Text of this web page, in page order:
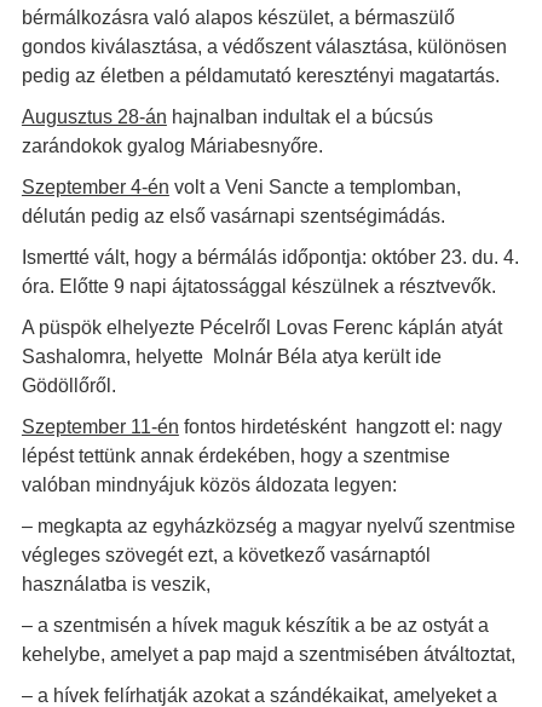
bérmálkozásra való alapos készület, a bérmaszülő
gondos kiválasztása, a védőszent választása, különösen
pedig az életben a példamutató keresztényi magatartás.
Augusztus 28-án hajnalban indultak el a búcsús
zarándokok gyalog Máriabesnyőre.
Szeptember 4-én volt a Veni Sancte a templomban,
délután pedig az első vasárnapi szentségimádás.
Ismertté vált, hogy a bérmálás időpontja: október 23. du. 4.
óra. Előtte 9 napi ájtatossággal készülnek a résztvevők.
A püspök elhelyezte Pécelről Lovas Ferenc káplán atyát
Sashalomra, helyette Molnár Béla atya került ide
Gödöllőről.
Szeptember 11-én fontos hirdetésként hangzott el: nagy
lépést tettünk annak érdekében, hogy a szentmise
valóban mindnyájuk közös áldozata legyen:
– megkapta az egyházközség a magyar nyelvű szentmise
végleges szövegét ezt, a következő vasárnaptól
használatba is veszik,
– a szentmisén a hívek maguk készítik a be az ostyát a
kehelybe, amelyet a pap majd a szentmisében átváltoztat,
– a hívek felírhatják azokat a szándékaikat, amelyeket a